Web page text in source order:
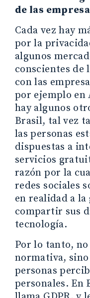
de las
Cada vez hay
por la
algunos
conscientes de
con las
por ejemplo en
hay algunos
Brasil, tal vez
las personas
dispuestas a
servicios
razón por la
redes sociales
en realidad a
compartir sus
tecnología.
Por lo tanto,
normativa,
personas
personales. En